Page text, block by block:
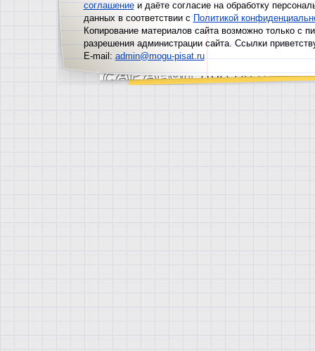
соглашениеи даёте согласие на обработку
данных в соответствии сПолитикой
Копирование материалов сайта возможно только с
разрешения администрации сайта. Ссылки
E-mail:admin@mogu-pisat.ru